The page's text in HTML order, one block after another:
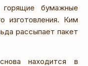
бумажные
изготовления. Ким
рассыпает пакет
находится в